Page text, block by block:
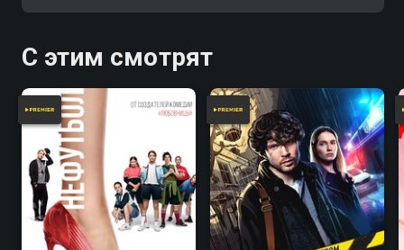
С этим смотрят